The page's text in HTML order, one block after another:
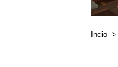
Incio >